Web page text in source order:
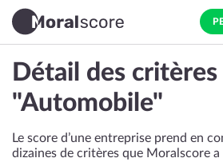
Détail des critères
"Automobile"
Le score d’une entreprise prend en
dizaines de critères que Moralscore a